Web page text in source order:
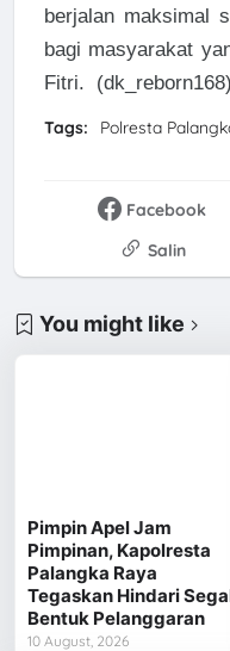
berjalan maksimal
bagi masyarakat
Fitri. (dk_reborn168)
Tags:
Polresta
Facebook
Salin
You might like
Pimpin Apel Jam
Pimpinan, Kapolresta
Palangka Raya
Tegaskan Hindari
Bentuk Pelanggaran
10 August, 2026